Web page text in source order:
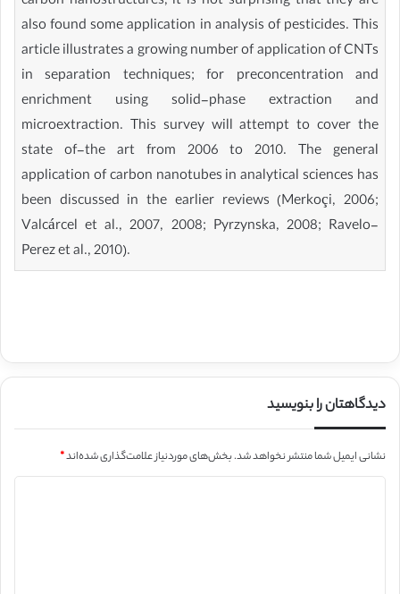
also found some application in analysis of pesticides. This
article illustrates a growing number of application of CNTs
in separation techniques; for preconcentration and
enrichment using solid-phase extraction and
microextraction. This survey will attempt to cover the
state of-the art from 2006 to 2010. The general
application of carbon nanotubes in analytical sciences has
been discussed in the earlier reviews (Merkoçi, 2006;
Valcárcel et al., 2007, 2008; Pyrzynska, 2008; Ravelo-
Perez et al., 2010).
دیدگاهتان را بنویسید
نشانی ایمیل شما منتشر نخواهد شد.بخش‌های موردنیاز علامت‌گذاری شده‌اند*